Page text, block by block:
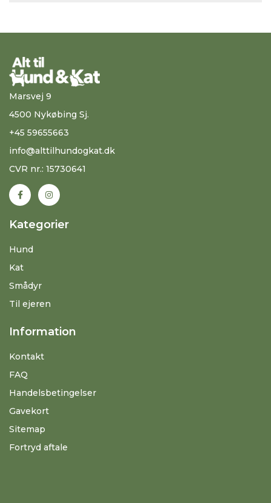
Marsvej 9
4500 Nykøbing Sj.
+45 59655663
info@alttilhundogkat.dk
CVR nr.: 15730641
Kategorier
Hund
Kat
Smådyr
Til ejeren
Information
Kontakt
FAQ
Handelsbetingelser
Gavekort
Sitemap
Fortryd aftale